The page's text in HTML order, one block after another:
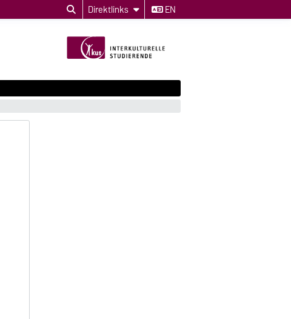
Direktlinks EN